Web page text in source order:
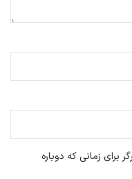
فسفر با بالاترین قدرت یعنی 5 وات، عملکرد تماس بهتری نسبت
تماس بهتری در مراکز خرید،
برای زمانی که دوباره